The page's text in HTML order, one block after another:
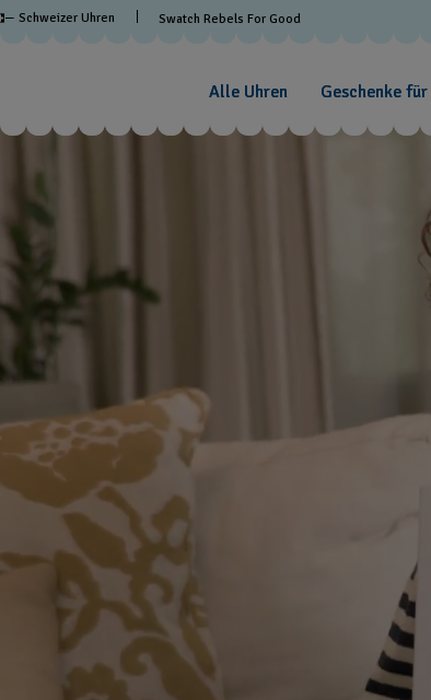
— Schweizer Uhren Swatch Rebels For Good
Alle Uhren Geschenke